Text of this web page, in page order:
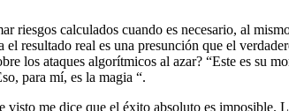
riesgos calculados cuando es necesario, al
resultado real es una presunción que el
los ataques algorítmicos al azar? “Este es su
para mí, es la magia “.
me dice que el éxito absoluto es imposible.